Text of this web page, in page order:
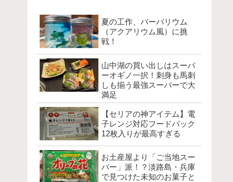
夏の工作、バーバリウム
（アクアリウム風）に挑
戦！
山中湖の買い出しはスーパ
ーオギノ一択！刺身も馬刺
しも揃う最強スーパーで大
満足
【セリアの神アイテム】電
子レンジ対応フードパック
12枚入りが最高すぎる
お土産屋より「ご当地スー
パー」派！？淡路島・兵庫
で見つけた未知のお菓子と